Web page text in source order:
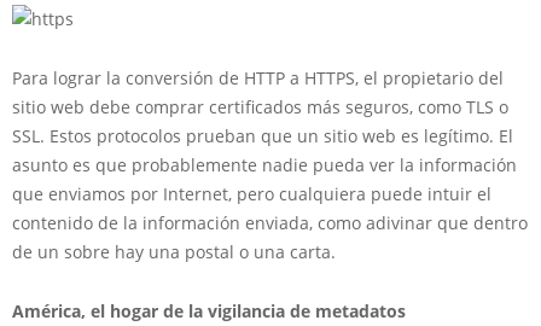
Para lograr la conversión de HTTP a HTTPS, el propietario del
sitio web debe comprar certificados más seguros, como TLS o
SSL. Estos protocolos prueban que un sitio web es legítimo. El
asunto es que probablemente nadie pueda ver la información
que enviamos por Internet, pero cualquiera puede intuir el
contenido de la información enviada, como adivinar que dentro
de un sobre hay una postal o una carta.
América, el hogar de la vigilancia de metadatos